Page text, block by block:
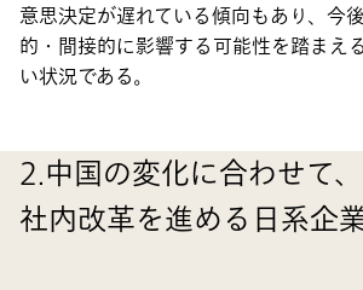
意思決定が遅れている傾向もあり、今
的・間接的に影響する可能性を踏まえ
い状況である。
2.中国の変化に合わせて
社内改革を進める日系企